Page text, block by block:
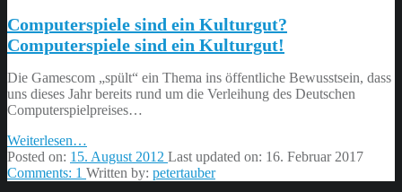
Geschichtsbild
in
Computerspielen
zwei
Lektürehinweise”
Computerspiele sind ein Kulturgut?
Computerspiele sind ein Kulturgut!
Die Gamescom „spült“ ein Thema ins öffentliche Bewusstsein, dass
uns dieses Jahr bereits rund um die Verleihung des Deutschen
Computerspielpreises…
Weiterlesen
sind
ein
…
Posted on: 15. August 2012 Last updated on: 16. Februar 2017
Comments: 1 Written by: petertauber